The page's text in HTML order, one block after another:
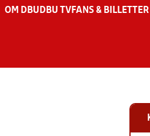
OM DBU DBU TV FANS & BILLETTER